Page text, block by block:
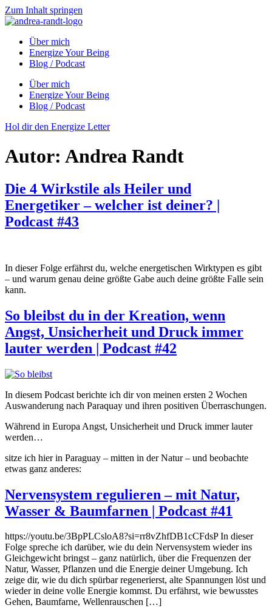
Zum Inhalt springen
Über mich
Energize Your Being
Blog / Podcast
Über mich
Energize Your Being
Blog / Podcast
Hol dir den Energize Letter
Autor: Andrea Randt
Die 4 Wirkstile als Heiler und
Energetiker – welcher ist deiner? |
Podcast #43
In dieser Folge erfährst du, welche energetischen Wirktypen es gibt
– und warum genau deine größte Gabe auch deine größte Falle sein
kann.
So bleibst du in der Kreation, wenn
Angst, Unsicherheit und Druck immer
lauter werden | Podcast #42
In diesem Podcast berichte ich dir von meinen ersten 2 Wochen
Auswanderung nach Paraquay und ihren positiven Überraschungen.
Während in Europa Angst, Unsicherheit und Druck immer lauter
werden…
sitze ich hier in Paraguay – mitten in der Natur – und beobachte
etwas ganz anderes:
Nervensystem regulieren – mit Natur,
Wasser & Baumfarnen | Podcast #41
https://youtu.be/3BpPLCsloA8?si=rr8vZhfDB1cCFdsP In dieser
Folge spreche ich darüber, wie du dein Nervensystem wieder ins
Gleichgewicht bringst – ganz natürlich, über die Frequenzen der
Natur, Wasser, Pflanzen und die Energie deiner Umgebung. Ich
zeige dir, wie du dich spürbar regenerierst, alte Spannungen löst und
wieder in deine volle Energie kommst. Du erfährst, wie bewusstes
Gehen, Baumfarne, Wellenrauschen […]